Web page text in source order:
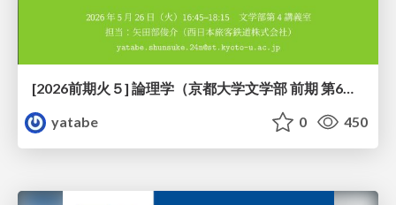
[2026前期火５] 論理学（京都大学文学部 前期 第6回）「かつとまたはの規則」
yatabe
0 450